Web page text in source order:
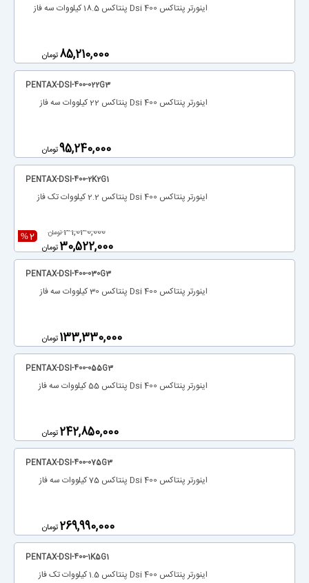
اینورتر پنتاکس Dsi 400 پنتاکس 18.5 کیلووات سه فاز
‎85,210,000 تومان
PENTAX-DSI-400-022G3
اینورتر پنتاکس Dsi 400 پنتاکس 22 کیلووات سه فاز
‎95,240,000تومان
PENTAX-DSI-400-2K2G1
اینورتر پنتاکس Dsi 400 پنتاکس 2.2 کیلووات تک فاز
% 2
‎30,522,000 تومان
‎31,030,000تومان
PENTAX-DSI-400-030G3
اینورتر پنتاکس Dsi 400 پنتاکس 30 کیلووات سه فاز
‎133,330,000 تومان
PENTAX-DSI-400-055G3
اینورتر پنتاکس Dsi 400 پنتاکس 55 کیلووات سه فاز
‎242,850,000 تومان
PENTAX-DSI-400-075G3
اینورتر پنتاکس Dsi 400 پنتاکس 75 کیلووات سه فاز
‎269,990,000 تومان
PENTAX-DSI-400-1K5G1
اینورتر پنتاکس Dsi 400 پنتاکس 1.5 کیلووات تک فاز